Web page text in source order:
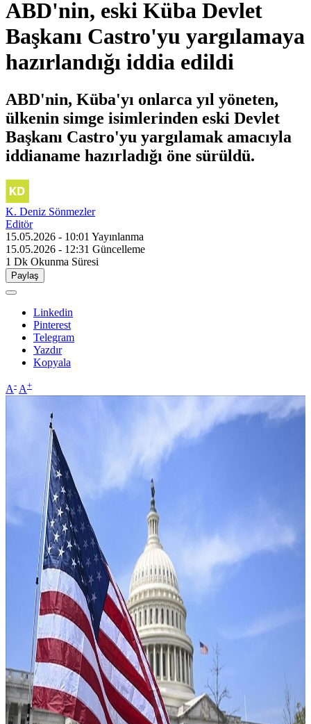
ABD'nin, eski Küba Devlet
Başkanı Castro'yu yargılamaya
hazırlandığı iddia edildi
ABD'nin, Küba'yı onlarca yıl yöneten,
ülkenin simge isimlerinden eski Devlet
Başkanı Castro'yu yargılamak amacıyla
iddianame hazırladığı öne sürüldü.
K. Deniz Sönmezler
Editör
15.05.2026 - 10:01 Yayınlanma
15.05.2026 - 12:31 Güncelleme
1 Dk Okunma Süresi
Paylaş
Linkedin
Pinterest
Telegram
Yazdır
Kopyala
A- A+